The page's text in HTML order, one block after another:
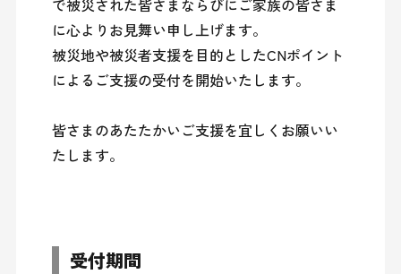
で被災された皆さまならびにご家族の皆さま
に心よりお見舞い申し上げます。
被災地や被災者支援を目的としたCNポイント
によるご支援の受付を開始いたします。
皆さまのあたたかいご支援を宜しくお願いい
たします。
受付期間